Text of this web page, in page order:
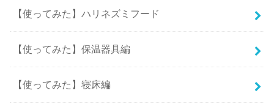
【使ってみた】ハリネズミフード
【使ってみた】保温器具編
【使ってみた】寝床編